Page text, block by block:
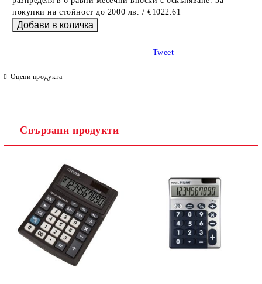
покупки на стойност до 2000 лв. / €1022.61
Оцени продукта
Tweet
Свързани продукти